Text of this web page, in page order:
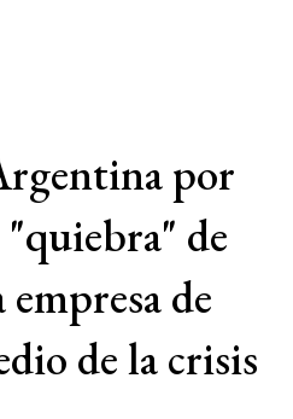
por
de
de
de la crisis